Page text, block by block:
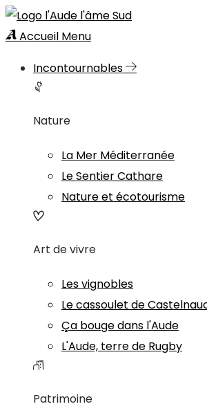
Accueil Menu
Incontournables
Nature
La Mer Méditerranée
Le Sentier Cathare
Nature et écotourisme
Art de vivre
Les vignobles
Le cassoulet de
Ça bouge dans l'Aude
L'Aude, terre de Rugby
Patrimoine